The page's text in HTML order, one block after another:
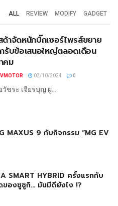
ALL REVIEW MODIFY GADGET
ด้าจัดหนักบิ๊กเซอร์ไพรส์ขยาย
ารับข้อเสนอใหญ่ตลอดเดือน
คม
02/10/2024 0
ชระ เจียรบุญ ผู...
MAXUS 9 กับกิจกรรม “MG EV
SMART HYBRID ครั้งแรกกับ
ของซูซูกิ… มันมีดียังไง !?